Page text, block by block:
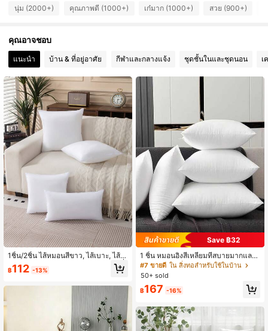
4.91 1K ผู้ติดตาม
4.91 1K ผู้ติดตาม
4.91 1K ผู้ติดตาม
1K ผู้ติดตาม
นุ่ม (2000+) คุณภาพดี (1000+) เก๋มาก (1000+) สวย (900+)
คุณอาจชอบ
แนะนำ บ้าน & ที่อยู่อาศัย กีฬาและกลางแจ้ง ชุดชั้นในและชุดนอน เ
1ชิ้น/2ชิ้น ไส้หมอนสีขาว, ไส้เบาะ, ไส้เบ
าะผ้าไม่ทอ สไตล์ยุโรป, ไส้เบาะโซฟาสี่เ
หลี่ยม, เหมาะสำหรับโซฟาห้องนั่งเล่น,
฿112 -13%
Save ฿32
1 ชิ้น หมอนอิงสี่เหลี่ยมที่สบายมากและ
นุ่มพิเศษ - รองรับคอและหลังตามหลักส
รีรศาสตร์, ขนฟูและหรูหราด้วยการเติม
ขนนก, เหมาะสำหรับห้องนอน, ห้องนั่งเ
ล่น, โรงแรม - เดี่ยว, ความยืดหยุ่นสูง, ห
#7 ขายดี ใน สิ่งทอสำหรับใช้ในบ้าน
50+ sold
฿167 -16%